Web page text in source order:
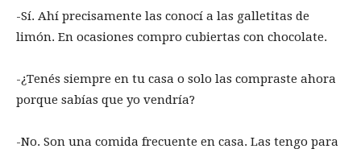
-Sí. Ahí precisamente las conocí a las galletitas de
limón. En ocasiones compro cubiertas con chocolate.
-¿Tenés siempre en tu casa o solo las compraste ahora
porque sabías que yo vendría?
-No. Son una comida frecuente en casa. Las tengo para